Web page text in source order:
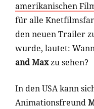
amerikanischen
für alle
den neuen Trailer
wurde, lautet:
and Maxzu sehen?
In den USA kann
Animationsfreund